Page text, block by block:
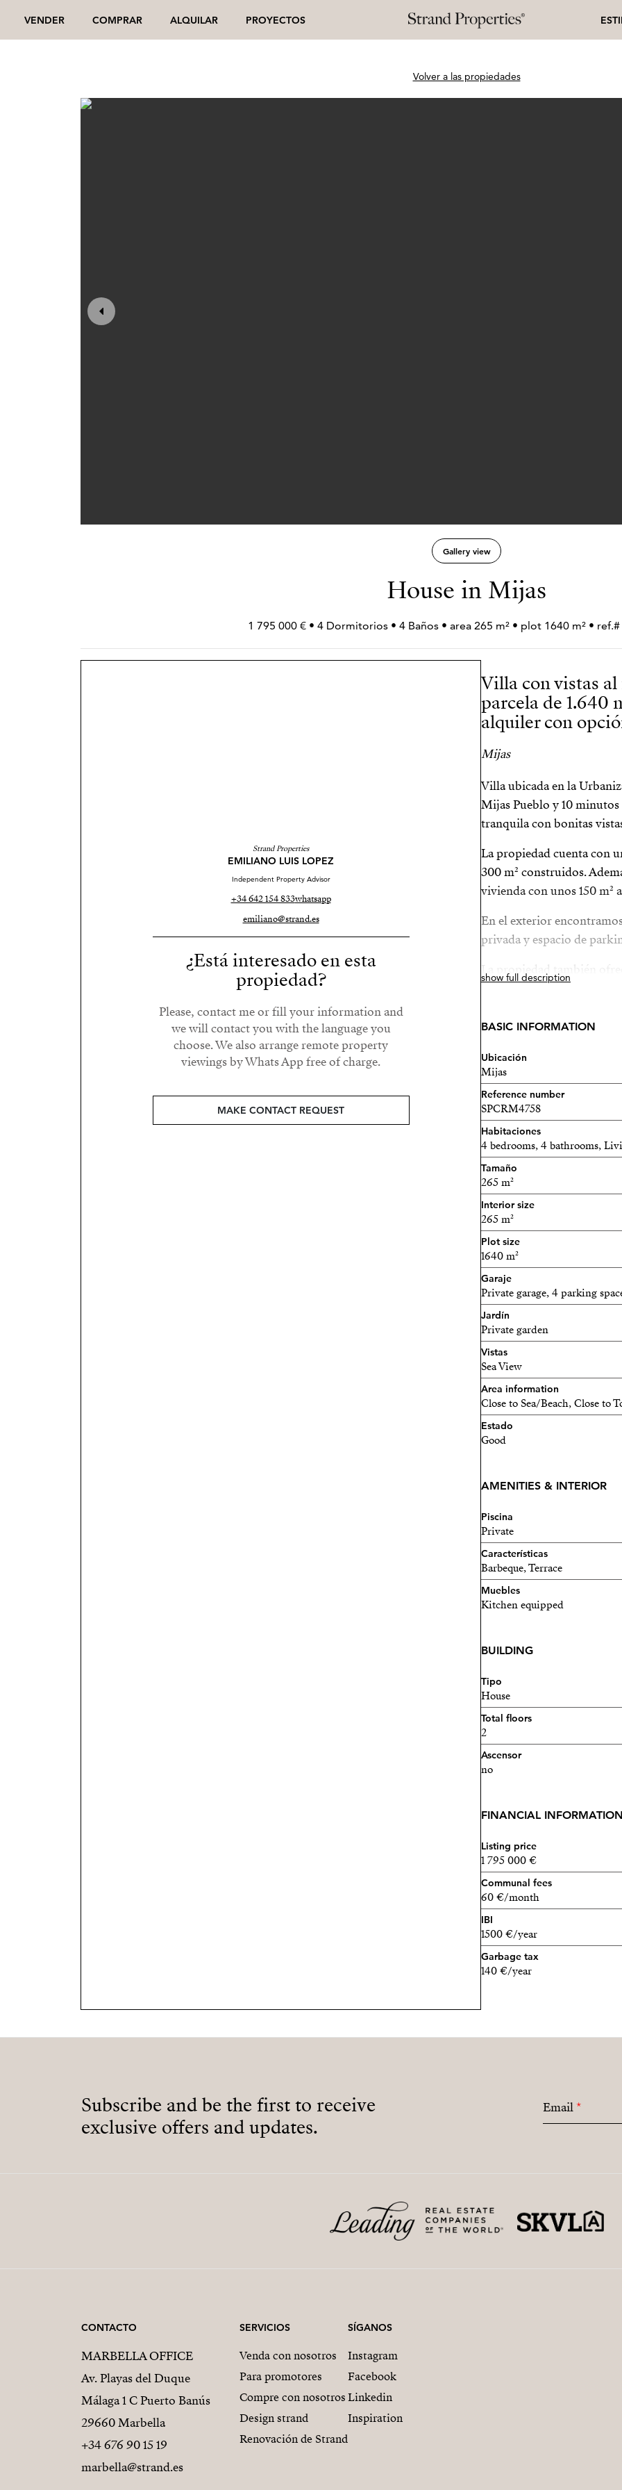
VENDER COMPRAR ALQUILAR PROYECTOS
Volver a las propiedades
Gallery view
House in Mijas
1 795 000 € • 4 Dormitorios • 4 Baños • area 265 m² • plot 1640 m² • ref.#
Strand Properties
EMILIANO LUIS LOPEZ
Independent Property Advisor
+34 642 154 833whatsapp
emiliano@strand.es
¿Está interesado en esta
propiedad?
Please, contact me or fill your information and
we will contact you with the language you
choose. We also arrange remote property
viewings by Whats App free of charge.
MAKE CONTACT REQUEST
Villa con vistas
parcela de 1.640
alquiler con
Mijas
Villa ubicada en la
Mijas Pueblo y 10
tranquila con bonitas
La propiedad cuenta con
300 m² construidos.
vivienda con unos 150 m²
En el exterior
privada y espacio de
La propiedad también
opción a compra. En este
servicio.
Una excelente
una ubicación privilegiada
show full description
BASIC INFORMATION
Ubicación
Mijas
Reference number
SPCRM4758
Habitaciones
4 bedrooms, 4 bathrooms,
Tamaño
265 m²
Interior size
265 m²
Plot size
1640 m²
Garaje
Private garage, 4 parking
Jardín
Private garden
Vistas
Sea View
Area information
Close to Sea/Beach, Close to
Estado
Good
AMENITIES & INTERIOR
Piscina
Private
Características
Barbeque, Terrace
Muebles
Kitchen equipped
BUILDING
Tipo
House
Total floors
2
Ascensor
no
FINANCIAL INFORMATION
Listing price
1 795 000 €
Communal fees
60 €/month
IBI
1500 €/year
Garbage tax
140 €/year
Subscribe and be the first to receive
exclusive offers and updates.
Email*
CONTACTO
MARBELLA OFFICE
Av. Playas del Duque
Málaga 1 C Puerto Banús
29660 Marbella
+34 676 90 15 19
marbella@strand.es
SERVICIOS
Venda con nosotros
Para promotores
Compre con nosotros
Design strand
Renovación de Strand
SÍGANOS
Instagram
Facebook
Linkedin
Inspiration